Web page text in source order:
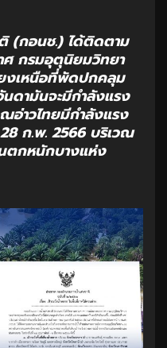
(กอนช.) ได้ติดตาม
ศ กรมอุตุนิยมวิทยา
งเหนือที่พัดปกคลุม
นดามันจะมีกำลังแรง
อ่าวไทยมีกำลังแรง
ก.พ. 2566 บริเวณ
ตกหนักบางแห่ง